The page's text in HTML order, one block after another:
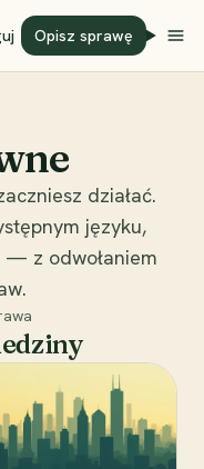
Opisz sprawę
działać.
języku,
— z odwołaniem